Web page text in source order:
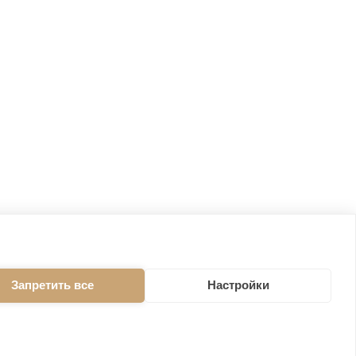
Запретить все Настройки